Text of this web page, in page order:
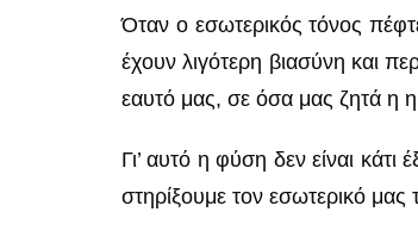
Όταν ο εσωτερικός τόνος
έχουν λιγότερη βιασύνη και
εαυτό μας, σε όσα μας ζητά η
Γι’ αυτό η φύση δεν είναι
στηρίξουμε τον εσωτερικό